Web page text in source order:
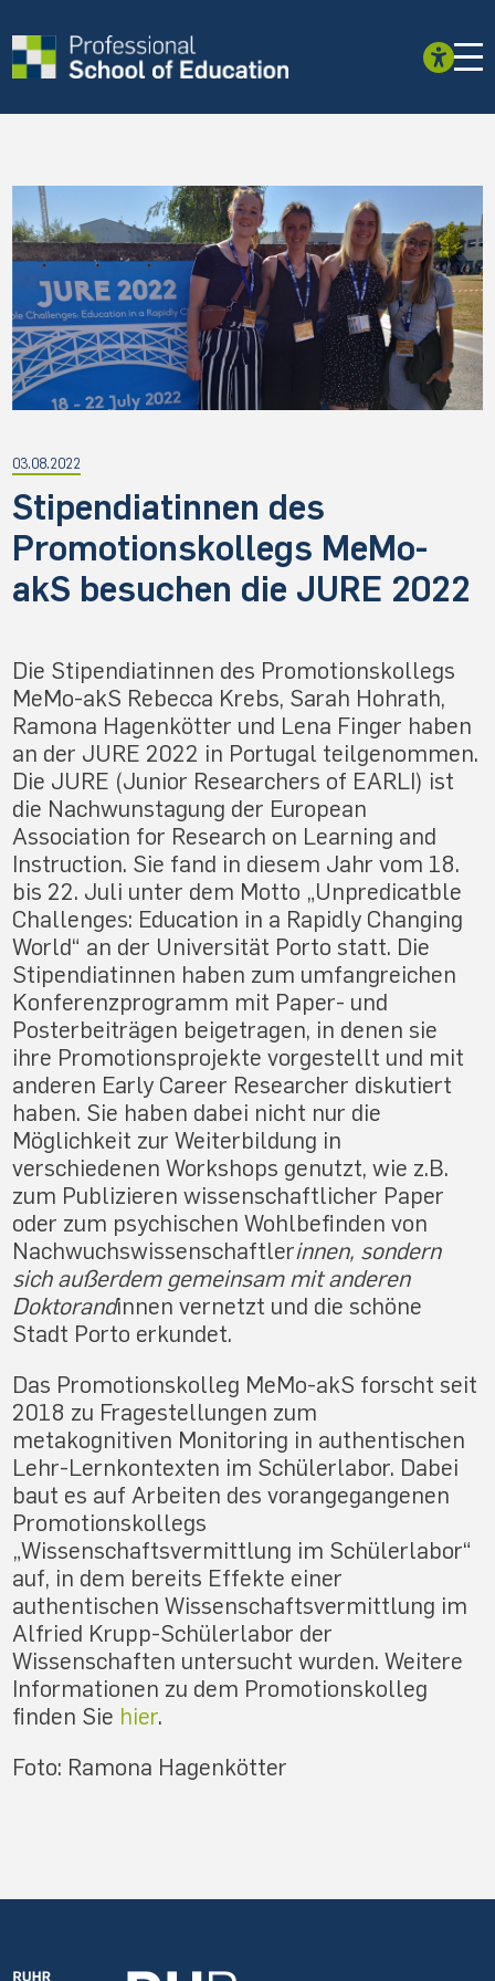
03.08.2022
Stipendiatinnen des
Promotionskollegs MeMo-
akS besuchen die JURE 2022
Die Stipendiatinnen des Promotionskollegs
MeMo-akS Rebecca Krebs, Sarah Hohrath,
Ramona Hagenkötter und Lena Finger haben
an der JURE 2022 in Portugal teilgenommen.
Die JURE (Junior Researchers of EARLI) ist
die Nachwunstagung der European
Association for Research on Learning and
Instruction. Sie fand in diesem Jahr vom 18.
bis 22. Juli unter dem Motto „Unpredicatble
Challenges: Education in a Rapidly Changing
World“ an der Universität Porto statt. Die
Stipendiatinnen haben zum umfangreichen
Konferenzprogramm mit Paper- und
Posterbeiträgen beigetragen, in denen sie
ihre Promotionsprojekte vorgestellt und mit
anderen Early Career Researcher diskutiert
haben. Sie haben dabei nicht nur die
Möglichkeit zur Weiterbildung in
verschiedenen Workshops genutzt, wie z.B.
zum Publizieren wissenschaftlicher Paper
oder zum psychischen Wohlbefinden von
Nachwuchswissenschaftlerinnen, sondern
sich außerdem gemeinsam mit anderen
Doktorandinnen vernetzt und die schöne
Stadt Porto erkundet.
Das Promotionskolleg MeMo-akS forscht seit
2018 zu Fragestellungen zum
metakognitiven Monitoring in authentischen
Lehr-Lernkontexten im Schülerlabor. Dabei
baut es auf Arbeiten des vorangegangenen
Promotionskollegs
„Wissenschaftsvermittlung im Schülerlabor“
auf, in dem bereits Effekte einer
authentischen Wissenschaftsvermittlung im
Alfried Krupp-Schülerlabor der
Wissenschaften untersucht wurden. Weitere
Informationen zu dem Promotionskolleg
finden Sie hier.
Foto: Ramona Hagenkötter